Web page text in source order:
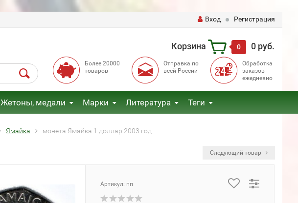
Вход Регистрация
Корзина 0 0 руб.
Более 20000
товаров
Отправка по
всей России
Обработка
заказов
ежедневно
Жетоны, медали Марки Литература Теги
Ямайка монета Ямайка 1 доллар 2003 год
Следующий товар
Артикул: пп